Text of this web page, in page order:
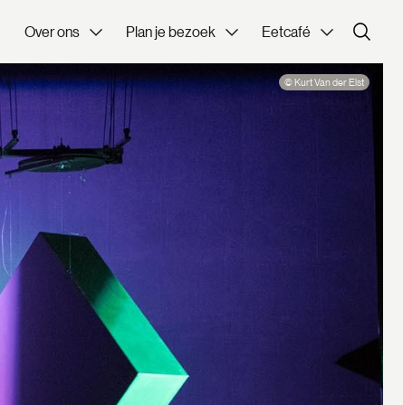
Over ons Plan je bezoek Eetcafé
© Kurt Van der Elst